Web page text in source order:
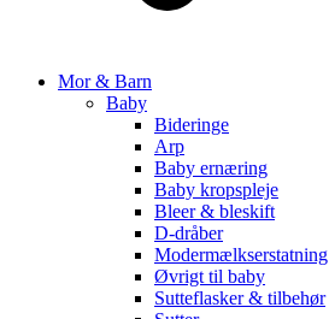
Mor & Barn
Baby
Bideringe
Arp
Baby ernæring
Baby kropspleje
Bleer & bleskift
D-dråber
Modermælkserstatning
Øvrigt til baby
Sutteflasker & tilbehør